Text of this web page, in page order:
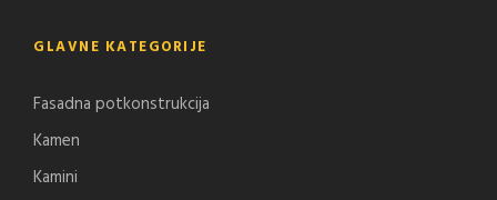
GLAVNE KATEGORIJE
Fasadna potkonstrukcija
Kamen
Kamini